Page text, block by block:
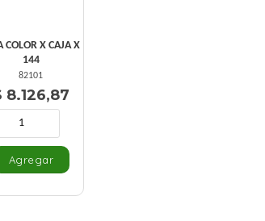
COLOR X CAJA X
144
82101
8.126,87